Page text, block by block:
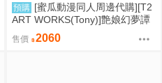
預購 [蜜瓜動漫同人周邊代購][T2
ART WORKS(Tony)]艶娘幻夢譚
【プレイマット】(同人誌)
售價 2060